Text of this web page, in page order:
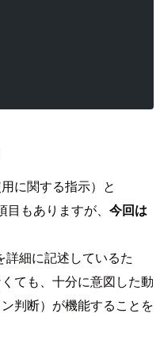
用に関する指示）と
目もありますが、今回は
詳細に記述しているた
ても、十分に意図した動
判断）が機能することを